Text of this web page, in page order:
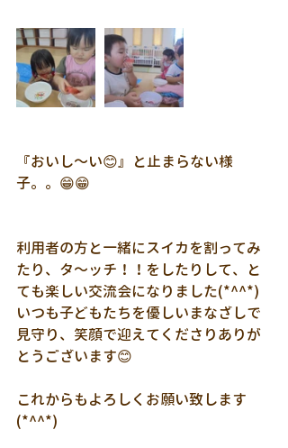
『おいし～い😊』と止まらない様
子。。😁😁
利用者の方と一緒にスイカを割ってみ
たり、タ～ッチ！！をしたりして、と
ても楽しい交流会になりました(*^^*)
いつも子どもたちを優しいまなざしで
見守り、笑顔で迎えてくださりありが
とうございます😊
これからもよろしくお願い致します
(*^^*)